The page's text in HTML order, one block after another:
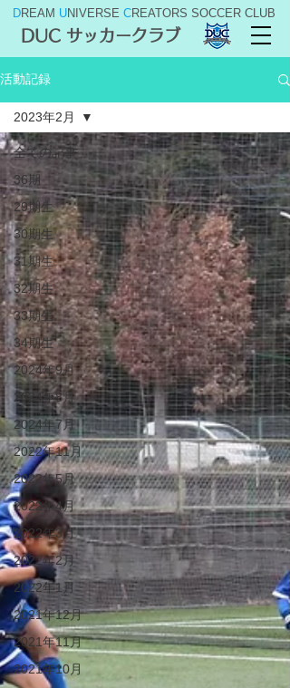
DREAM UNIVERSE CREATORS SOCCER CLUB
DUC サッカークラブ
活動記録
全ての記事
36期
29期生
30期生
31期生
32期生
33期生
34期生
2024年9月
2024年8月
2024年7月
2022年11月
2022年5月
2022年4月
2022年3月
2022年2月
2022年1月
2021年12月
2021年11月
2021年10月
2023年2月